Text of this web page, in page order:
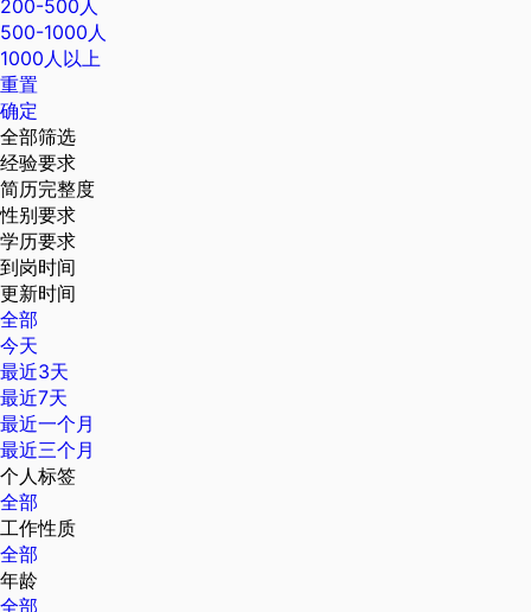
200-500人
500-1000人
1000人以上
重置
确定
全部筛选
经验要求
简历完整度
性别要求
学历要求
到岗时间
更新时间
全部
今天
最近3天
最近7天
最近一个月
最近三个月
个人标签
全部
工作性质
全部
年龄
全部